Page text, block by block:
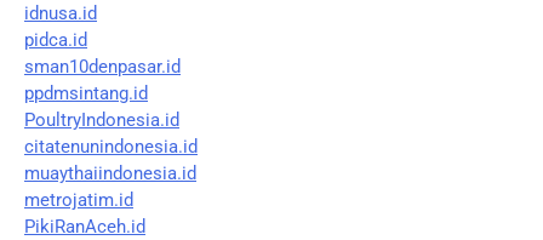
idnusa.id
pidca.id
sman10denpasar.id
ppdmsintang.id
PoultryIndonesia.id
citatenunindonesia.id
muaythaiindonesia.id
metrojatim.id
PikiRanAceh.id